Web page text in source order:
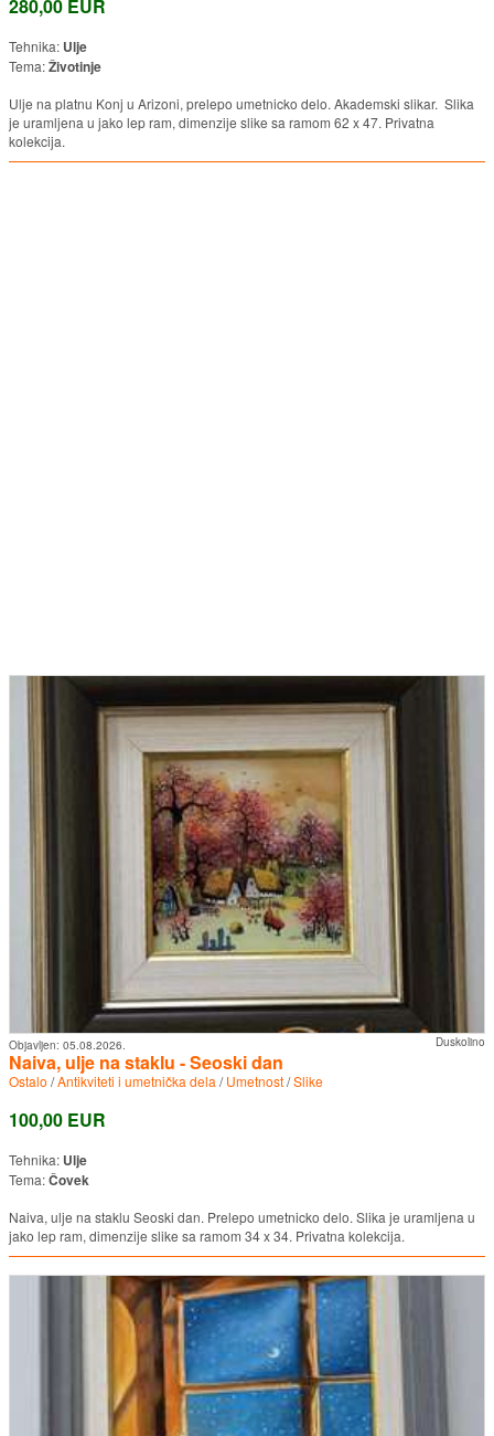
280,00 EUR
Tehnika: Ulje
Tema:Životinje
Ulje na platnu Konj u Arizoni, prelepo umetnicko delo. Akademski slikar. Slika
je uramljena u jako lep ram, dimenzije slike sa ramom 62 x 47. Privatna
kolekcija.
Duskolino
Objavljen: 05.08.2026.
Naiva, ulje na staklu - Seoski dan
Ostalo /Antikviteti i umetnička dela /Umetnost/Slike
100,00 EUR
Tehnika: Ulje
Tema:Čovek
Naiva, ulje na staklu Seoski dan. Prelepo umetnicko delo. Slika je uramljena u
jako lep ram, dimenzije slike sa ramom 34 x 34. Privatna kolekcija.